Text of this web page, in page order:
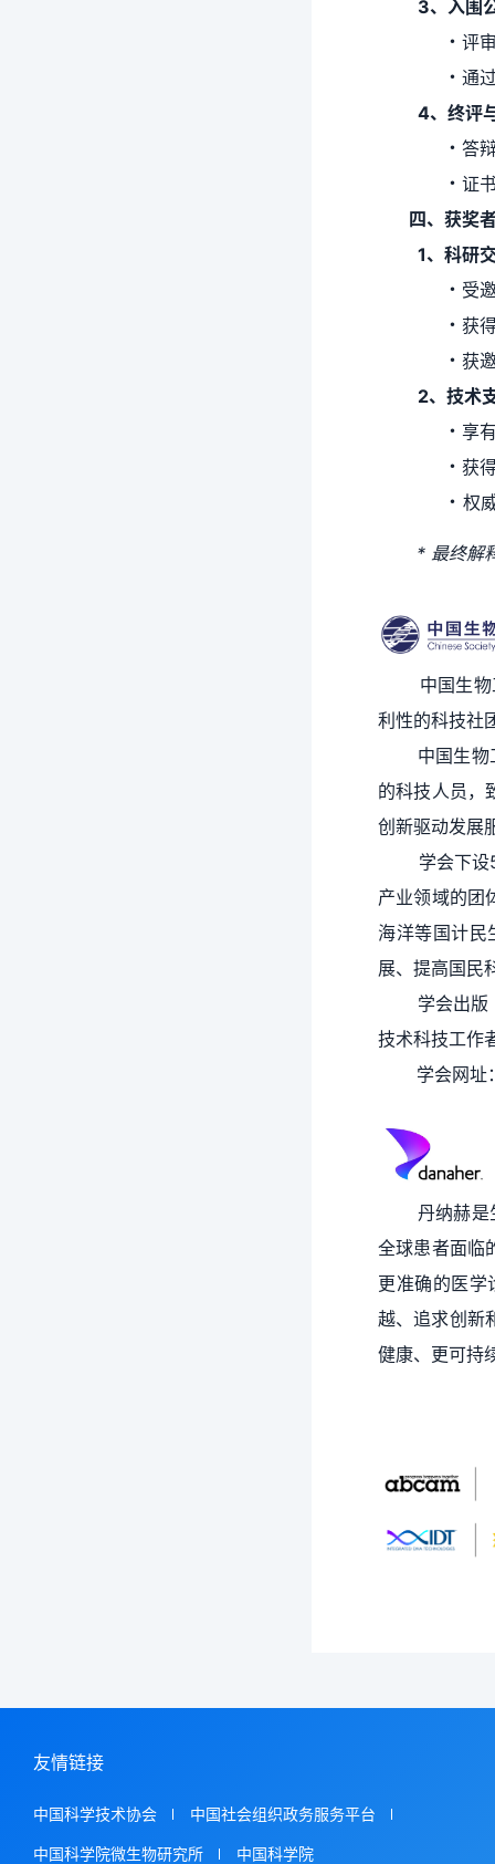
3、入围公
･ 评
･ 通
4、终评与
･ 答
･ 证
四、获奖
1、科研
･ 受
･ 获
･ 获
2、技术支
･ 享
･ 获
･ 权
* 最终解释
中国生物工
利性的科技社
中国生物工
的科技人员，
创新驱动发展
学会下设5
产业领域的团
海洋等国计民
展、提高国民
学会出版《
技术科技工作
学会网址
丹纳赫是生
全球患者面临
更准确的医学
越、追求创新
健康、更可持
友情链接
中国科学技术协会 中国社会组织政务服务平台
中国科学院微生物研究所 中国科学院